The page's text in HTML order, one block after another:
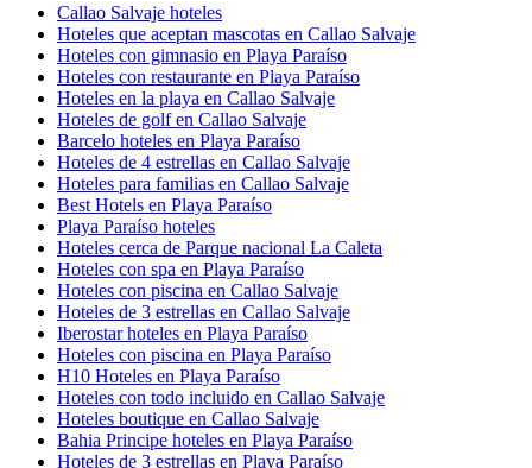
Callao Salvaje hoteles
Hoteles que aceptan mascotas en Callao Salvaje
Hoteles con gimnasio en Playa Paraíso
Hoteles con restaurante en Playa Paraíso
Hoteles en la playa en Callao Salvaje
Hoteles de golf en Callao Salvaje
Barcelo hoteles en Playa Paraíso
Hoteles de 4 estrellas en Callao Salvaje
Hoteles para familias en Callao Salvaje
Best Hotels en Playa Paraíso
Playa Paraíso hoteles
Hoteles cerca de Parque nacional La Caleta
Hoteles con spa en Playa Paraíso
Hoteles con piscina en Callao Salvaje
Hoteles de 3 estrellas en Callao Salvaje
Iberostar hoteles en Playa Paraíso
Hoteles con piscina en Playa Paraíso
H10 Hoteles en Playa Paraíso
Hoteles con todo incluido en Callao Salvaje
Hoteles boutique en Callao Salvaje
Bahia Principe hoteles en Playa Paraíso
Hoteles de 3 estrellas en Playa Paraíso